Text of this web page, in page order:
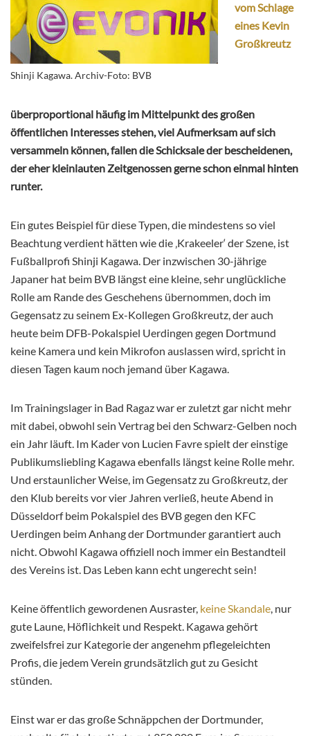
Shinji Kagawa. Archiv-Foto: BVB
vom Schlage
eines Kevin
Großkreutz
überproportional häufig im Mittelpunkt des großen
öffentlichen Interesses stehen, viel Aufmerksam auf sich
versammeln können, fallen die Schicksale der bescheidenen,
der eher kleinlauten Zeitgenossen gerne schon einmal hinten
runter.
Ein gutes Beispiel für diese Typen, die mindestens so viel
Beachtung verdient hätten wie die ‚Krakeeler‘ der Szene, ist
Fußballprofi Shinji Kagawa. Der inzwischen 30-jährige
Japaner hat beim BVB längst eine kleine, sehr unglückliche
Rolle am Rande des Geschehens übernommen, doch im
Gegensatz zu seinem Ex-Kollegen Großkreutz, der auch
heute beim DFB-Pokalspiel Uerdingen gegen Dortmund
keine Kamera und kein Mikrofon auslassen wird, spricht in
diesen Tagen kaum noch jemand über Kagawa.
Im Trainingslager in Bad Ragaz war er zuletzt gar nicht mehr
mit dabei, obwohl sein Vertrag bei den Schwarz-Gelben noch
ein Jahr läuft. Im Kader von Lucien Favre spielt der einstige
Publikumsliebling Kagawa ebenfalls längst keine Rolle mehr.
Und erstaunlicher Weise, im Gegensatz zu Großkreutz, der
den Klub bereits vor vier Jahren verließ, heute Abend in
Düsseldorf beim Pokalspiel des BVB gegen den KFC
Uerdingen beim Anhang der Dortmunder garantiert auch
nicht. Obwohl Kagawa offiziell noch immer ein Bestandteil
des Vereins ist. Das Leben kann echt ungerecht sein!
Keine öffentlich gewordenen Ausraster, keine Skandale, nur
gute Laune, Höflichkeit und Respekt. Kagawa gehört
zweifelsfrei zur Kategorie der angenehm pflegeleichten
Profis, die jedem Verein grundsätzlich gut zu Gesicht
stünden.
Einst war er das große Schnäppchen der Dortmunder,